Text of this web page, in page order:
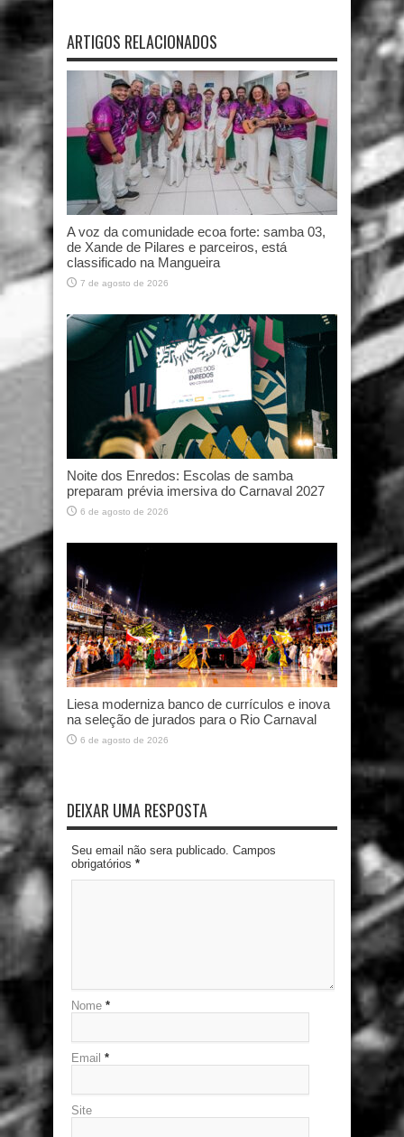
ARTIGOS RELACIONADOS
A voz da comunidade ecoa forte: samba 03,
de Xande de Pilares e parceiros, está
classificado na Mangueira
7 de agosto de 2026
Noite dos Enredos: Escolas de samba
preparam prévia imersiva do Carnaval 2027
6 de agosto de 2026
Liesa moderniza banco de currículos e inova
na seleção de jurados para o Rio Carnaval
6 de agosto de 2026
DEIXAR UMA RESPOSTA
Seu email não sera publicado. Campos
obrigatórios *
Nome *
Email *
Site